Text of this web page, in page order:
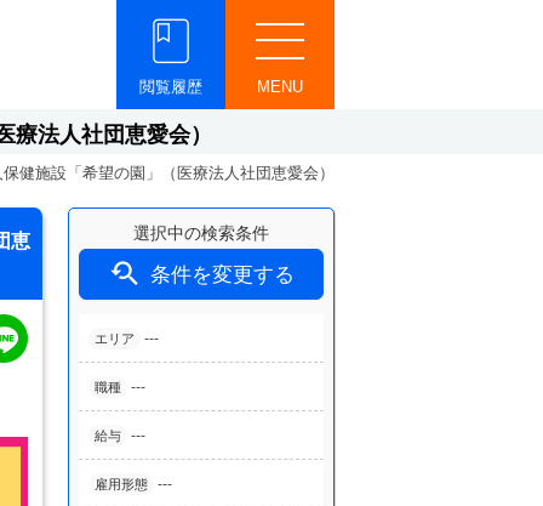
MENU
閲覧履歴
法人社団恵愛会）
健施設「希望の園」（医療法人社団恵愛会）
選択中の検索条件
 条件を変更する
エリア ---
職種 ---
給与 ---
雇用形態 ---
恵